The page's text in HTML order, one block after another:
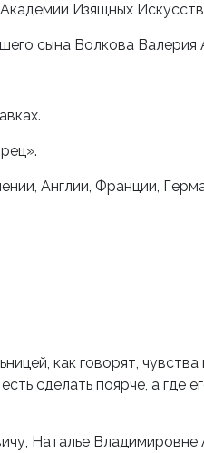
Изящных
сына Волкова Валерия
Англии, Франции,
как говорят,
сделать поярче, а где
Наталье